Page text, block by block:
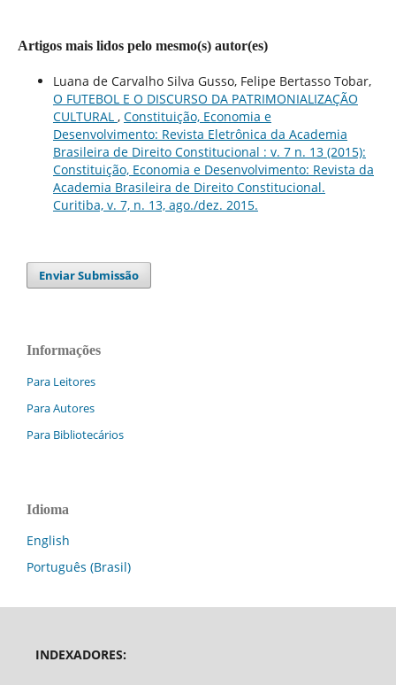
Artigos mais lidos pelo mesmo(s) autor(es)
Luana de Carvalho Silva Gusso, Felipe Bertasso Tobar,
O FUTEBOL E O DISCURSO DA PATRIMONIALIZAÇÃO
CULTURAL , Constituição, Economia e
Desenvolvimento: Revista Eletrônica da Academia
Brasileira de Direito Constitucional : v. 7 n. 13 (2015):
Constituição, Economia e Desenvolvimento: Revista da
Academia Brasileira de Direito Constitucional.
Curitiba, v. 7, n. 13, ago./dez. 2015.
Enviar Submissão
Informações
Para Leitores
Para Autores
Para Bibliotecários
Idioma
English
Português (Brasil)
INDEXADORES: